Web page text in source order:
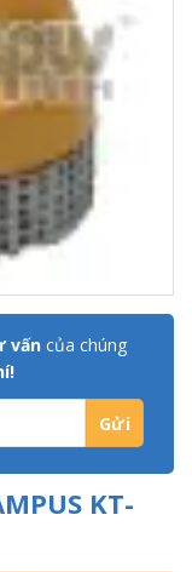
vấn của chúng
KT-